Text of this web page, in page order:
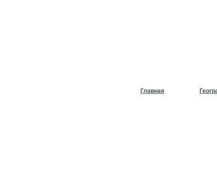
Главная